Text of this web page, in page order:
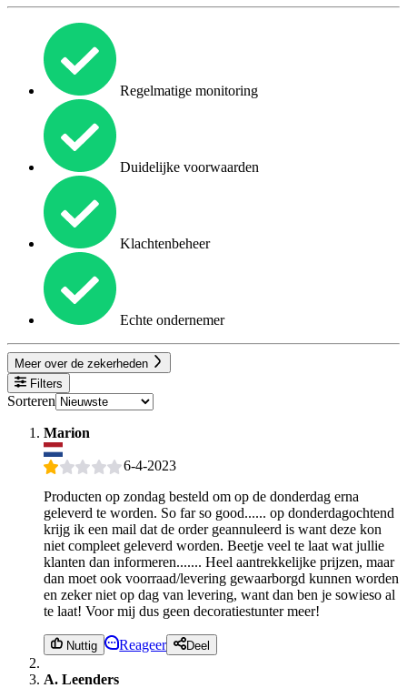
Regelmatige monitoring
Duidelijke voorwaarden
Klachtenbeheer
Echte ondernemer
Meer over de zekerheden
Filters
Sorteren
Marion
6-4-2023
Producten op zondag besteld om op de donderdag erna
geleverd te worden. So far so good...... op donderdagochtend
krijg ik een mail dat de order geannuleerd is want deze kon
niet compleet geleverd worden. Beetje veel te laat wat jullie
klanten dan informeren....... Heel aantrekkelijke prijzen, maar
dan moet ook voorraad/levering gewaarborgd kunnen worden
en zeker niet op dag van levering, want dan ben je sowieso al
te laat! Voor mij dus geen decoratiestunter meer!
Nuttig Reageer Deel
A. Leenders